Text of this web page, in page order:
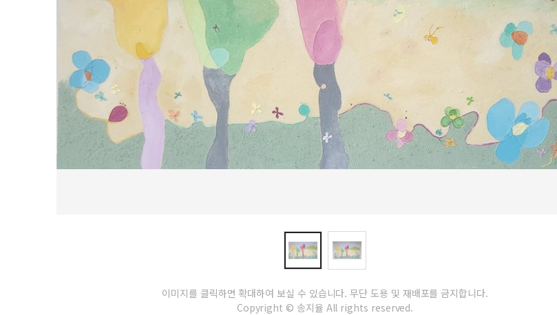
이미지를 클릭하면 확대하여 보실 수 있습니다. 무단 도용 및 재배포를 금지합니다.
Copyright © 송지율 All rights reserved.